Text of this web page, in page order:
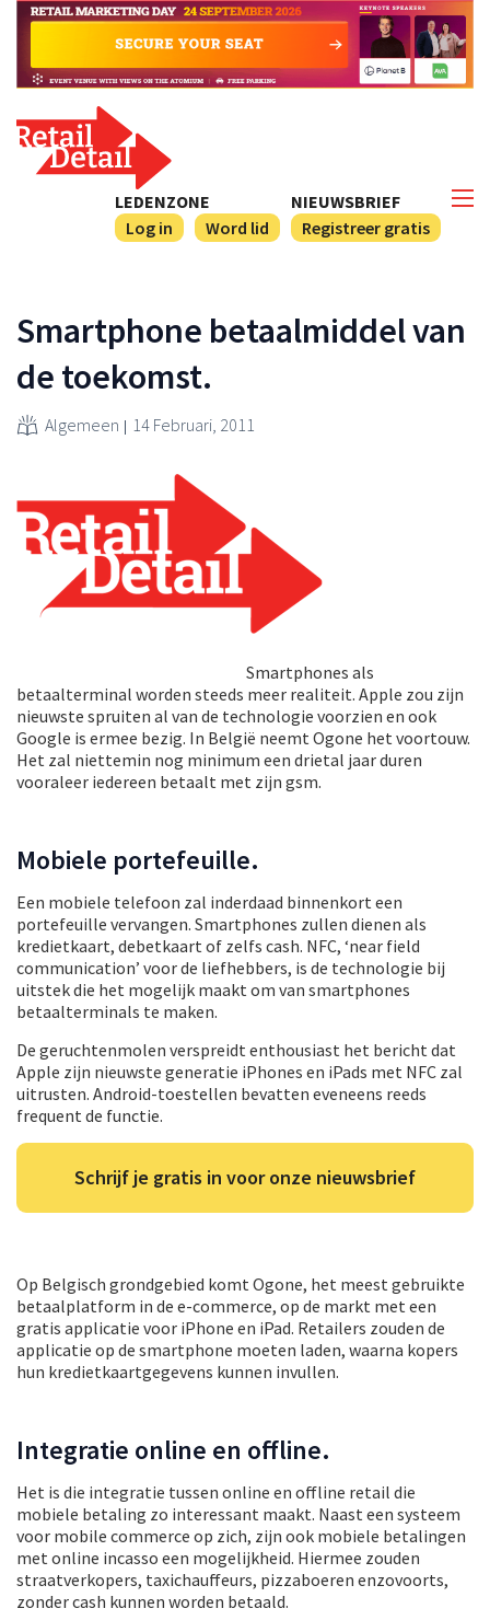
NIEUWSBRIEF
Registreer gratis
LEDENZONE
Log in
Word lid
Smartphone betaalmiddel van
de toekomst.
Algemeen 14 Februari, 2011
Smartphones als
betaalterminal worden steeds meer realiteit. Apple zou zijn
nieuwste spruiten al van de technologie voorzien en ook
Google is ermee bezig. In België neemt Ogone het voortouw.
Het zal niettemin nog minimum een drietal jaar duren
vooraleer iedereen betaalt met zijn gsm.
Mobiele portefeuille.
Een mobiele telefoon zal inderdaad binnenkort een
portefeuille vervangen. Smartphones zullen dienen als
kredietkaart, debetkaart of zelfs cash. NFC, ‘near field
communication’ voor de liefhebbers, is de technologie bij
uitstek die het mogelijk maakt om van smartphones
betaalterminals te maken.
De geruchtenmolen verspreidt enthousiast het bericht dat
Apple zijn nieuwste generatie iPhones en iPads met NFC zal
uitrusten. Android-toestellen bevatten eveneens reeds
frequent de functie.
Schrijf je gratis in voor onze nieuwsbrief
Op Belgisch grondgebied komt Ogone, het meest gebruikte
betaalplatform in de e-commerce, op de markt met een
gratis applicatie voor iPhone en iPad. Retailers zouden de
applicatie op de smartphone moeten laden, waarna kopers
hun kredietkaartgegevens kunnen invullen.
Integratie online en offline.
Het is die integratie tussen online en offline retail die
mobiele betaling zo interessant maakt. Naast een systeem
voor mobile commerce op zich, zijn ook mobiele betalingen
met online incasso een mogelijkheid. Hiermee zouden
straatverkopers, taxichauffeurs, pizzaboeren enzovoorts,
zonder cash kunnen worden betaald.